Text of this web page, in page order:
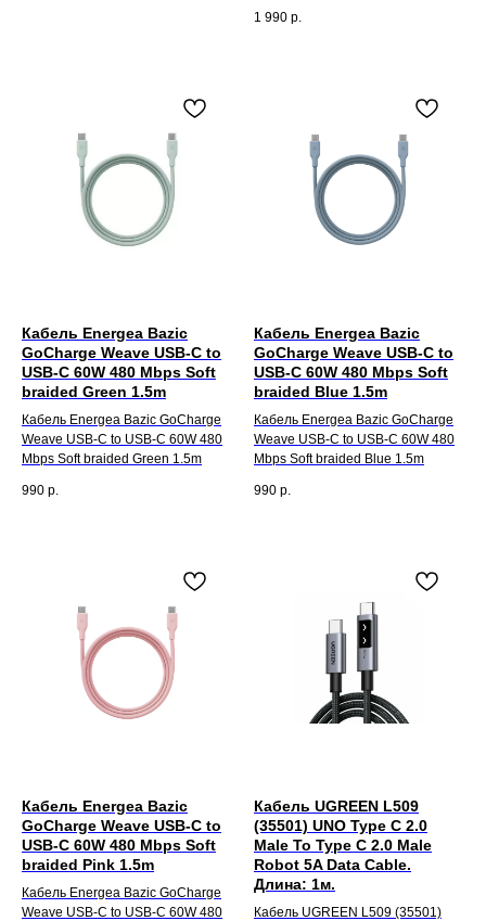
1 990 р.
Кабель Energea Bazic
GoCharge Weave USB-C to
USB-C 60W 480 Mbps Soft
braided Green 1.5m
Кабель Energea Bazic GoCharge
Weave USB-C to USB-C 60W 480
Mbps Soft braided Green 1.5m
990 р.
Кабель Energea Bazic
GoCharge Weave USB-C to
USB-C 60W 480 Mbps Soft
braided Blue 1.5m
Кабель Energea Bazic GoCharge
Weave USB-C to USB-C 60W 480
Mbps Soft braided Blue 1.5m
990 р.
Кабель Energea Bazic
GoCharge Weave USB-C to
USB-C 60W 480 Mbps Soft
braided Pink 1.5m
Кабель Energea Bazic GoCharge
Weave USB-C to USB-C 60W 480
Кабель UGREEN L509
(35501) UNO Type C 2.0
Male To Type C 2.0 Male
Robot 5A Data Cable.
Длина: 1м.
Кабель UGREEN L509 (35501)